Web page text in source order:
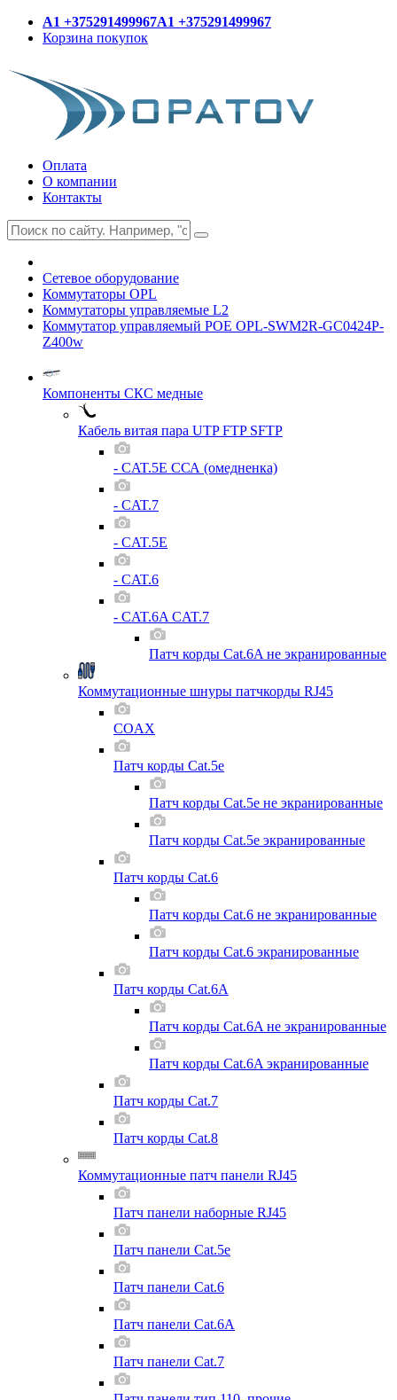
A1 +375291499967A1 +375291499967
Корзина покупок
Оплата
О компании
Контакты
Сетевое оборудование
Коммутаторы OPL
Коммутаторы управляемые L2
Коммутатор управляемый POE OPL-SWM2R-GC0424P-
Z400w
Компоненты СКС медные
Кабель витая пара UTP FTP SFTP
- CAT.5E ССА (омедненка)
- CAT.7
- CAT.5E
- CAT.6
- CAT.6A CAT.7
Патч корды Cat.6A не экранированные
Коммутационные шнуры патчкорды RJ45
COAX
Патч корды Cat.5e
Патч корды Cat.5e не экранированные
Патч корды Cat.5e экранированные
Патч корды Cat.6
Патч корды Cat.6 не экранированные
Патч корды Cat.6 экранированные
Патч корды Cat.6A
Патч корды Cat.6A не экранированные
Патч корды Cat.6A экранированные
Патч корды Cat.7
Патч корды Cat.8
Коммутационные патч панели RJ45
Патч панели наборные RJ45
Патч панели Cat.5e
Патч панели Cat.6
Патч панели Cat.6A
Патч панели Cat.7